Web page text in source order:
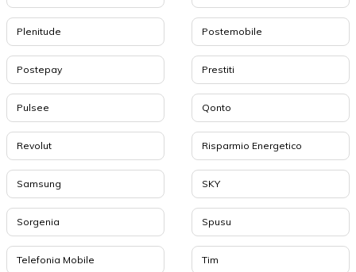
Plenitude Postemobile
Postepay Prestiti
Pulsee Qonto
Revolut Risparmio Energetico
Samsung SKY
Sorgenia Spusu
Telefonia Mobile Tim